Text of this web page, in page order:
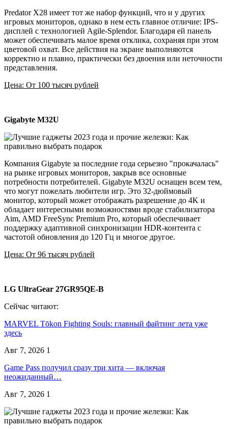
Predator X28 имеет тот же набор функций, что и у других
игровых мониторов, однако в нем есть главное отличие: IPS-
дисплей с технологией Agile-Splendor. Благодаря ей панель
может обеспечивать малое время отклика, сохраняя при этом
цветовой охват. Все действия на экране выполняются
корректно и плавно, практически без двоения или неточности
представления.
Цена: От 100 тысяч рублей
Gigabyte M32U
Компания Gigabyte за последние года серьезно "прокачалась"
на рынке игровых мониторов, закрыв все основные
потребности потребителей. Gigabyte M32U оснащен всем тем,
что могут пожелать любители игр. Это 32-дюймовый
монитор, который может отображать разрешение до 4K и
обладает интересными возможностями вроде стабилизатора
Aim, AMD FreeSync Premium Pro, который обеспечивает
поддержку адаптивной синхронизации HDR-контента с
частотой обновления до 120 Гц и многое другое.
Цена: От 96 тысяч рублей
LG UltraGear 27GR95QE-B
Сейчас читают:
MARVEL Tōkon Fighting Souls: главный файтинг лета уже
здесь
Авг 7, 2026 1
Game Pass получил сразу три хита — включая
неожиданный…
Авг 7, 2026 1